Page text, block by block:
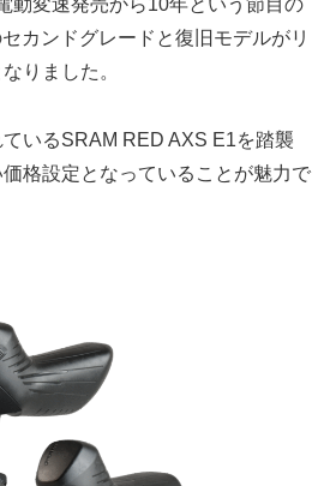
カンドグレードと復旧モデルがリ
りました。
いるSRAM RED AXS E1を踏襲
格設定となっていることが魅力で